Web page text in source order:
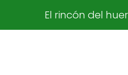
El rincón del